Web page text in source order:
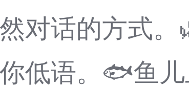
对话的方式
低语。🐟鱼